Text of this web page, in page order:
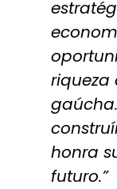
honra
futuro.”